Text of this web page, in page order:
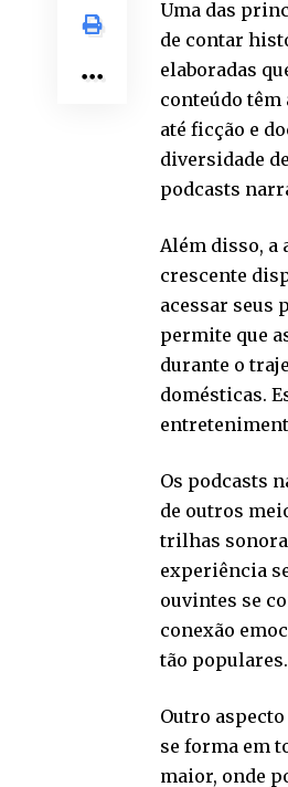
Uma das
de contar
elaboradas
conteúdo
até ficção e
diversidade
podcasts
Além disso, a
crescente
acessar seus
permite que
durante o
domésticas.
Os podcasts
de outros
trilhas
experiência
ouvintes se
conexão
tão populares.
Outro
se forma em
maior, onde